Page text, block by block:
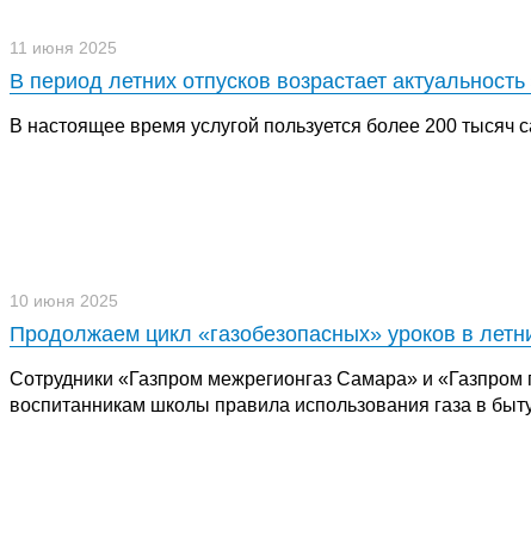
11 июня 2025
В период летних отпусков возрастает
В настоящее время услугой пользуется более 200 тысяч
10 июня 2025
Продолжаем цикл «газобезопасных» уроков в
Сотрудники «Газпром межрегионгаз Самара» и «Газпром
воспитанникам школы правила использования газа в